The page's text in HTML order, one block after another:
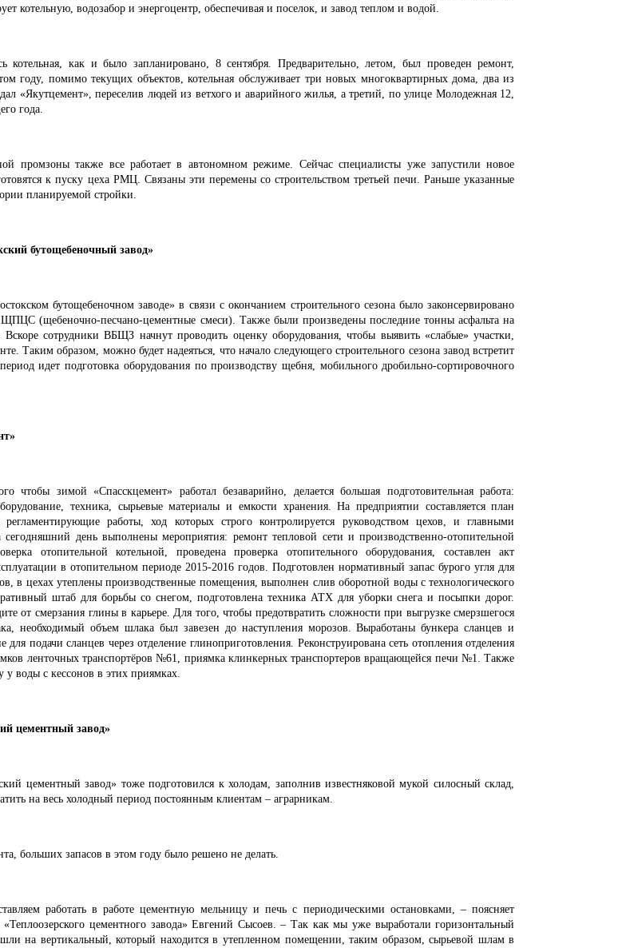
котельную, водозабор и энергоцентр, обеспечивая и поселок, и завод теплом и водой.
котельная, как и было запланировано, 8 сентября. Предварительно, летом, был проведен ремонт,
году, помимо текущих объектов, котельная обслуживает три новых многоквартирных дома, два из
«Якутцемент», переселив людей из ветхого и аварийного жилья, а третий, по улице Молодежная 12,
года.
промзоны также все работает в автономном режиме. Сейчас специалисты уже запустили новое
к пуску цеха РМЦ. Связаны эти перемены со строительством третьей печи. Раньше указанные
планируемой стройки.
бутощебеночный завод»
бутощебеночном заводе» в связи с окончанием строительного сезона было законсервировано
(щебеночно-песчано-цементные смеси). Также были произведены последние тонны асфальта на
Вскоре сотрудники ВБЩЗ начнут проводить оценку оборудования, чтобы выявить «слабые» участки,
Таким образом, можно будет надеяться, что начало следующего строительного сезона завод встретит
идет подготовка оборудования по производству щебня, мобильного дробильно-сортировочного
чтобы зимой «Спасскцемент» работал безаварийно, делается большая подготовительная работа:
техника, сырьевые материалы и емкости хранения. На предприятии составляется план
работы, ход которых строго контролируется руководством цехов, и главными
сегодняшний день выполнены мероприятия: ремонт тепловой сети и производственно-отопительной
отопительной котельной, проведена проверка отопительного оборудования, составлен акт
в отопительном периоде 2015-2016 годов. Подготовлен нормативный запас бурого угля для
в цехах утеплены производственные помещения, выполнен слив оборотной воды с технологического
штаб для борьбы со снегом, подготовлена техника АТХ для уборки снега и посыпки дорог.
от смерзания глины в карьере. Для того, чтобы предотвратить сложности при выгрузке смерзшегося
необходимый объем шлака был завезен до наступления морозов. Выработаны бункера сланцев и
для подачи сланцев через отделение глиноприготовления. Реконструирована сеть отопления отделения
ленточных транспортёров №61, приямка клинкерных транспортеров вращающейся печи №1. Также
у воды с кессонов в этих приямках.
цементный завод»
цементный завод» тоже подготовился к холодам, заполнив известняковой мукой силосный склад,
на весь холодный период постоянным клиентам – аграрникам.
больших запасов в этом году было решено не делать.
работать в работе цементную мельницу и печь с периодическими остановками, – поясняет
цементного завода» Евгений Сысоев. – Так как мы уже выработали горизонтальный
на вертикальный, который находится в утепленном помещении, таким образом, сырьевой шлам в